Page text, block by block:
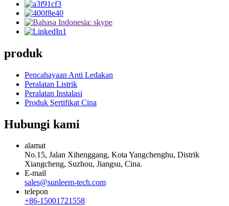
produk
Pencahayaan Anti Ledakan
Peralatan Listrik
Peralatan Instalasi
Produk Sertifikat Cina
Hubungi kami
alamat
No.15, Jalan Xihenggang, Kota Yangchenghu, Distrik
Xiangcheng, Suzhou, Jiangsu, Cina.
E-mail
sales@sunleem-tech.com
telepon
+86-15001721558